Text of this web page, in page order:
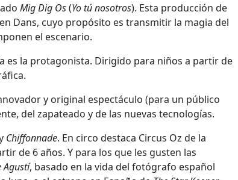
Mig Dig Os(Yo tú nosotros). Esta producción de
Dans, cuyo propósito es transmitir la magia del
el escenario.
es la protagonista. Dirigido para niños a partir de
y original espectáculo (para un público
del zapateado y de las nuevas tecnologías.
Chiffonnade. En circo destaca Circus Oz de la
de 6 años. Y para los que les gusten las
Agustí, basado en la vida del fotógrafo español